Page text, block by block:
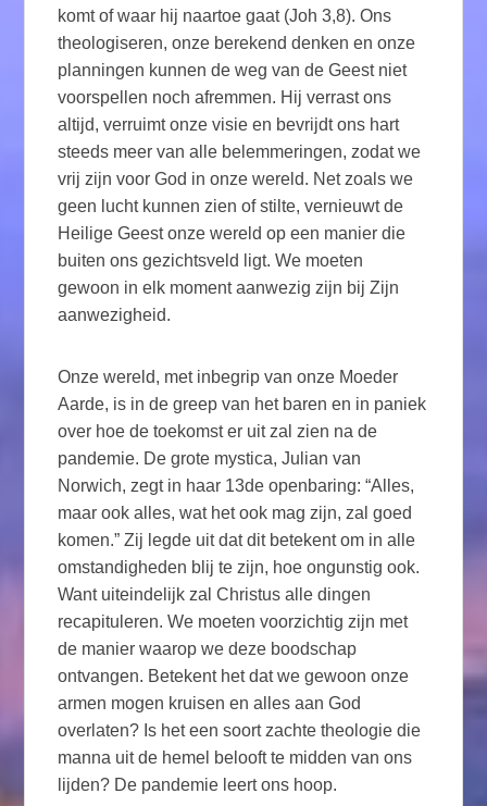
komt of waar hij naartoe gaat (Joh 3,8). Ons
theologiseren, onze berekend denken en onze
planningen kunnen de weg van de Geest niet
voorspellen noch afremmen. Hij verrast ons
altijd, verruimt onze visie en bevrijdt ons hart
steeds meer van alle belemmeringen, zodat we
vrij zijn voor God in onze wereld. Net zoals we
geen lucht kunnen zien of stilte, vernieuwt de
Heilige Geest onze wereld op een manier die
buiten ons gezichtsveld ligt. We moeten
gewoon in elk moment aanwezig zijn bij Zijn
aanwezigheid.
Onze wereld, met inbegrip van onze Moeder
Aarde, is in de greep van het baren en in paniek
over hoe de toekomst er uit zal zien na de
pandemie. De grote mystica, Julian van
Norwich, zegt in haar 13de openbaring: “Alles,
maar ook alles, wat het ook mag zijn, zal goed
komen.” Zij legde uit dat dit betekent om in alle
omstandigheden blij te zijn, hoe ongunstig ook.
Want uiteindelijk zal Christus alle dingen
recapituleren. We moeten voorzichtig zijn met
de manier waarop we deze boodschap
ontvangen. Betekent het dat we gewoon onze
armen mogen kruisen en alles aan God
overlaten? Is het een soort zachte theologie die
manna uit de hemel belooft te midden van ons
lijden? De pandemie leert ons hoop.